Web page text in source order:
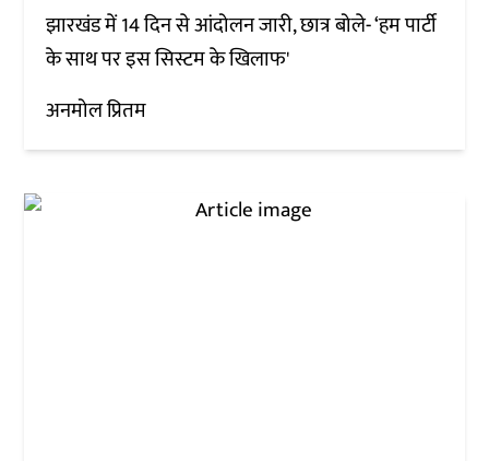
झारखंड में 14 दिन से आंदोलन जारी, छात्र बोले- ‘हम पार्टी
के साथ पर इस सिस्टम के खिलाफ'
अनमोल प्रितम